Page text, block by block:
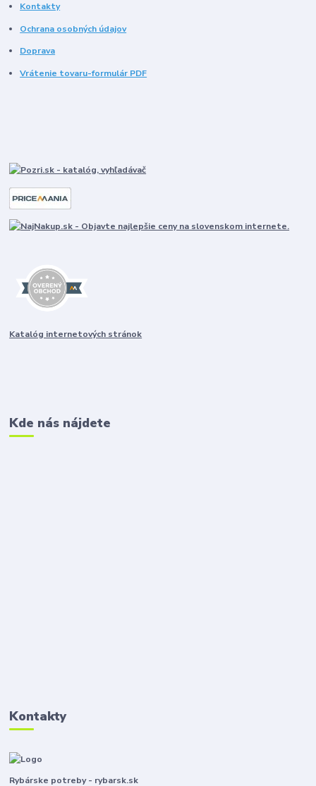
Kontakty
Ochrana osobných údajov
Doprava
Vrátenie tovaru-formulár PDF
Katalóg internetových stránok
Kde nás nájdete
Kontakty
Rybárske potreby - rybarsk.sk